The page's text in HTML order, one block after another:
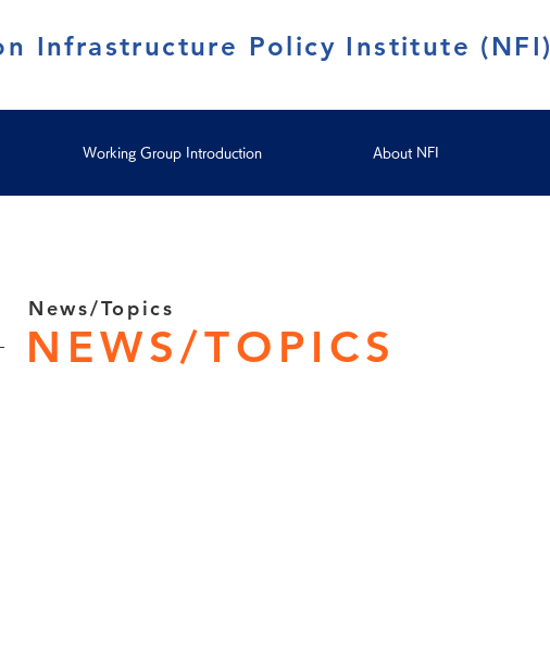
Infrastructure Policy Institute (NFI)
Working Group Introduction About NFI
News/Topics
NEWS/TOPICS